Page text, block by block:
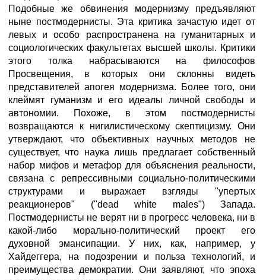
Подобные же обвинения модернизму предъявляют
ныне постмодернисты. Эта критика зачастую идет от
левых и особо распространена на гуманитарных и
социологических факультетах высшей школы. Критики
этого толка набрасываются на философов
Просвещения, в которых они склонны видеть
представителей апогея модернизма. Более того, они
клеймят гуманизм и его идеалы личной свободы и
автономии. Похоже, в этом постмодернисты
возвращаются к нигилистическому скептицизму. Они
утверждают, что объективных научных методов не
существует, что наука лишь предлагает собственный
набор мифов и метафор для объяснения реальности,
связана с репрессивными социально-политическими
структурами и выражает взгляды "упертых
реакционеров" ("dead white males") Запада.
Постмодернисты не верят ни в прогресс человека, ни в
какой-либо морально-политический проект его
духовной эмансипации. У них, как, например, у
Хайдеггера, на подозрении и польза технологий, и
преимущества демократии. Они заявляют, что эпоха